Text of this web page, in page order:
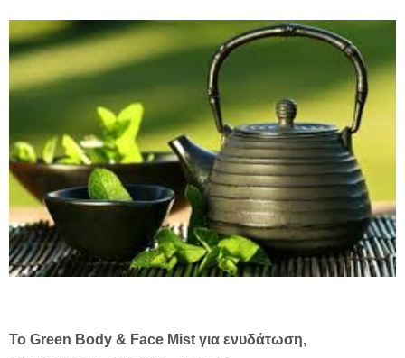
Το Green Body & Face Mist για ενυδάτωση,